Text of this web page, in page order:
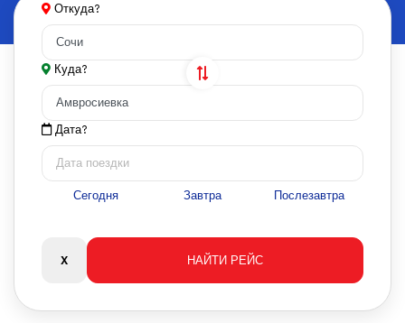
Откуда?
Куда?
Дата?
Сегодня Завтра Послезавтра